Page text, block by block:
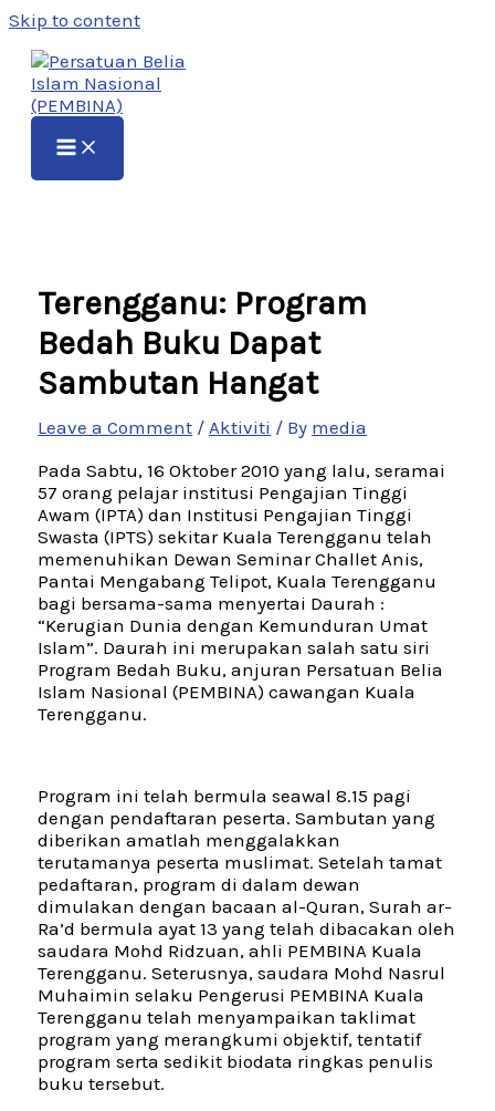
Skip to content
Terengganu: Program
Bedah Buku Dapat
Sambutan Hangat
Leave a Comment / Aktiviti / By media
Pada Sabtu, 16 Oktober 2010 yang lalu, seramai
57 orang pelajar institusi Pengajian Tinggi
Awam (IPTA) dan Institusi Pengajian Tinggi
Swasta (IPTS) sekitar Kuala Terengganu telah
memenuhikan Dewan Seminar Challet Anis,
Pantai Mengabang Telipot, Kuala Terengganu
bagi bersama-sama menyertai Daurah :
“Kerugian Dunia dengan Kemunduran Umat
Islam”. Daurah ini merupakan salah satu siri
Program Bedah Buku, anjuran Persatuan Belia
Islam Nasional (PEMBINA) cawangan Kuala
Terengganu.
Program ini telah bermula seawal 8.15 pagi
dengan pendaftaran peserta. Sambutan yang
diberikan amatlah menggalakkan
terutamanya peserta muslimat. Setelah tamat
pedaftaran, program di dalam dewan
dimulakan dengan bacaan al-Quran, Surah ar-
Ra’d bermula ayat 13 yang telah dibacakan oleh
saudara Mohd Ridzuan, ahli PEMBINA Kuala
Terengganu. Seterusnya, saudara Mohd Nasrul
Muhaimin selaku Pengerusi PEMBINA Kuala
Terengganu telah menyampaikan taklimat
program yang merangkumi objektif, tentatif
program serta sedikit biodata ringkas penulis
buku tersebut.